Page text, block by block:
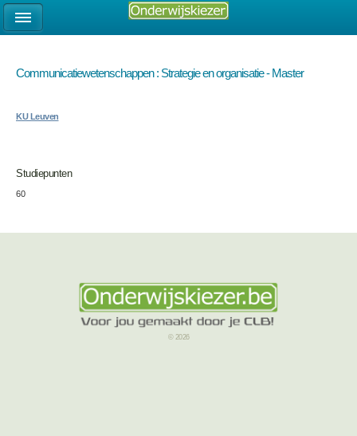
Communicatiewetenschappen : Strategie en organisatie - Master
KU Leuven
Studiepunten
60
© 2026